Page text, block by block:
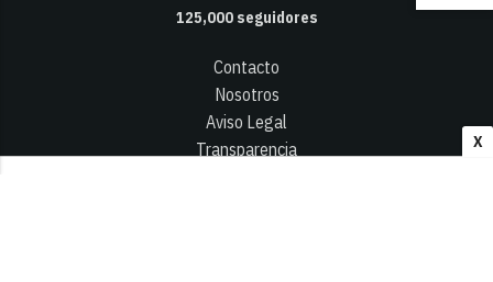
X
125,000seguidores
Contacto
Nosotros
Aviso Legal
Transparencia